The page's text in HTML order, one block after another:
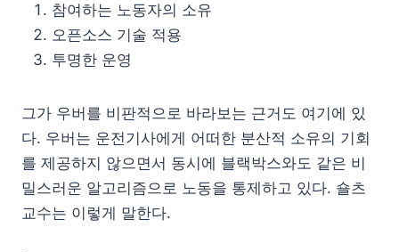
참여하는 노동자의 소유
오픈소스 기술 적용
투명한 운영
그가 우버를 비판적으로 바라보는 근거도 여기에 있
다. 우버는 운전기사에게 어떠한 분산적 소유의 기회
를 제공하지 않으면서 동시에 블랙박스와도 같은 비
밀스러운 알고리즘으로 노동을 통제하고 있다. 숄츠
교수는 이렇게 말한다.